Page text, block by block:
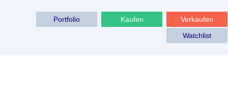
Verkaufen
Kaufen
Portfolio
Watchlist